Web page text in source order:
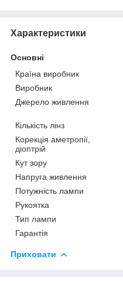
Характеристики
Основні
Країна виробник
Виробник
Джерело живлення
Кількість лінз
Корекція аметропії,
діоптрій
Кут зору
Напруга живлення
Потужність лампи
Рукоятка
Тип лампи
Гарантія
Приховати